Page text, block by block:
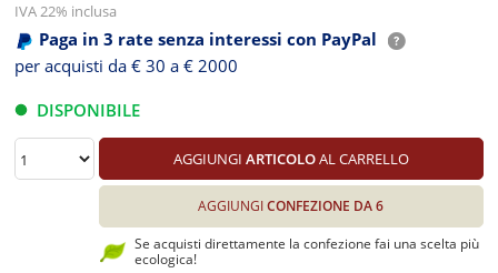
IVA 22% inclusa
Paga in 3 rate senza interessi con PayPal
per acquisti da € 30 a € 2000
DISPONIBILE
AGGIUNGI ARTICOLOAL CARRELLO
AGGIUNGICONFEZIONE DA 6
Se acquisti direttamente la confezione fai una scelta più
ecologica!